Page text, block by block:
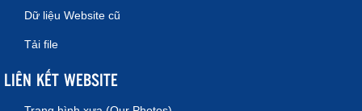
Dữ liệu Website cũ
Tải file
LIÊN KẾT WEBSITE